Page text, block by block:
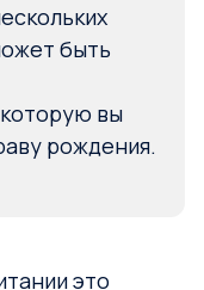
быть
вы
рождения.
это